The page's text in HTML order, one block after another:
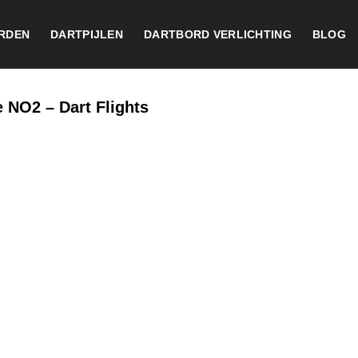
DARTPIJLEN DARTBORD VERLICHTING BLOG
NO2 – Dart Flights